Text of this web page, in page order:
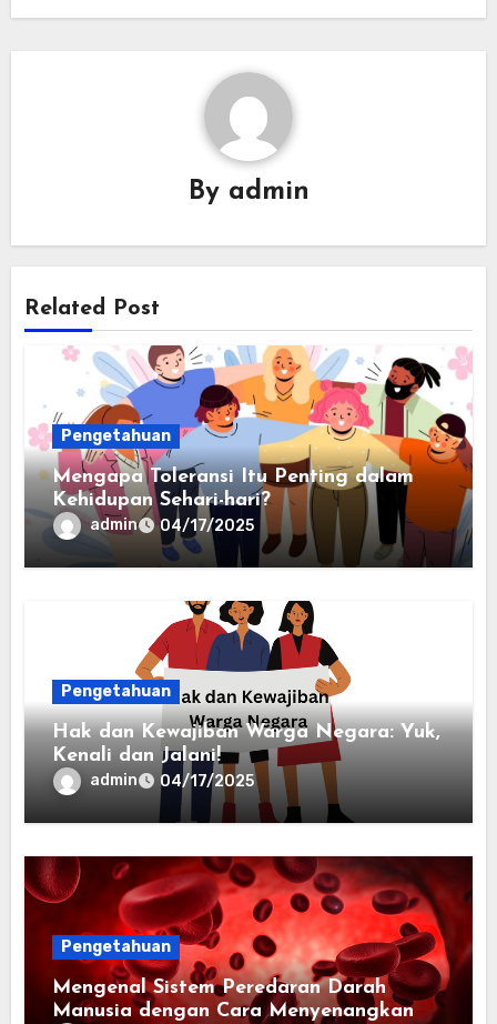
By admin
Related Post
Pengetahuan
Mengapa Toleransi Itu Penting dalam
Kehidupan Sehari-hari?
admin 04/17/2025
Pengetahuan
Hak dan Kewajiban Warga Negara: Yuk,
Kenali dan Jalani!
admin 04/17/2025
Pengetahuan
Mengenal Sistem Peredaran Darah
Manusia dengan Cara Menyenangkan